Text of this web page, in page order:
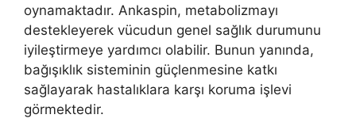
oynamaktadır. Ankaspin, metabolizmayı
destekleyerek vücudun genel sağlık durumunu
iyileştirmeye yardımcı olabilir. Bunun yanında,
bağışıklık sisteminin güçlenmesine katkı
sağlayarak hastalıklara karşı koruma işlevi
görmektedir.